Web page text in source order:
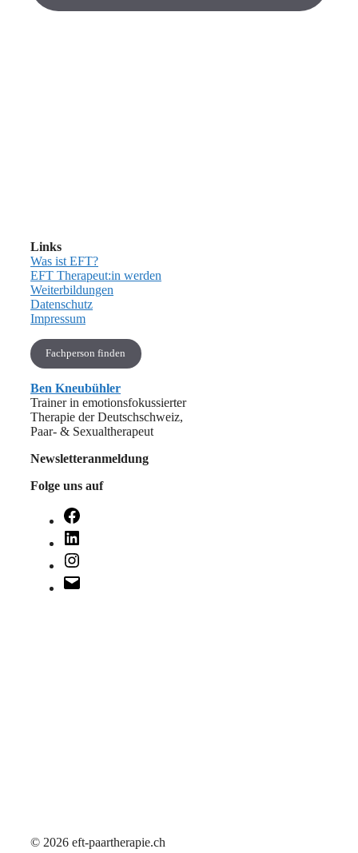
Links
Was ist EFT?
EFT Therapeut:in werden
Weiterbildungen
Datenschutz
Impressum
Fachperson finden
Ben Kneubühler
Trainer in emotionsfokussierter
Therapie der Deutschschweiz,
Paar- & Sexualtherapeut
Newsletteranmeldung
Folge uns auf
Facebook
LinkedIn
Instagram
E-
Mail
© 2026 eft-paartherapie.ch